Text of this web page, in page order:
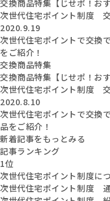
交換商品特集【じせポ！お
次世代住宅ポイント制度
2020.9.19
次世代住宅ポイントで交換
をご紹介！
交換商品特集
交換商品特集【じせポ！お
次世代住宅ポイント制度
2020.8.10
次世代住宅ポイントで交換
品をご紹介！
新着記事をもっとみる
記事ランキング
1位
次世代住宅ポイント制度に
次世代住宅ポイント制度